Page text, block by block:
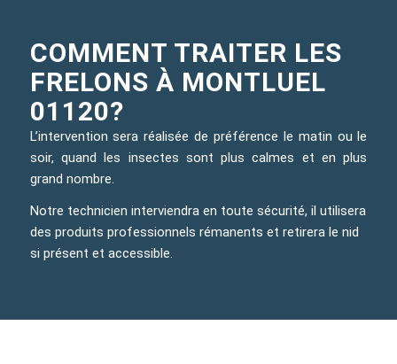
COMMENT TRAITER LES
FRELONS À MONTLUEL
01120?
L’intervention sera réalisée de préférence le matin ou le
soir, quand les insectes sont plus calmes et en plus
grand nombre.
Notre technicien interviendra en toute sécurité, il utilisera
des produits professionnels rémanents et retirera le nid
si présent et accessible.